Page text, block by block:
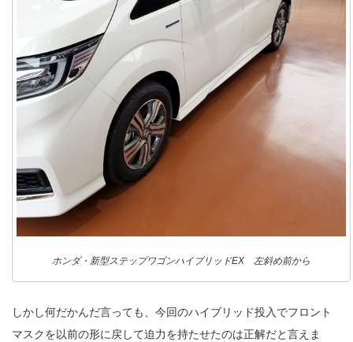
ホンダ・新型ステップワゴンハイブリッドEX 左斜め前から
しかし何だかんだ言っても、今回のハイブリッド投入でフロント
マスクを以前の形に戻して迫力を持たせたのは正解だと言えま